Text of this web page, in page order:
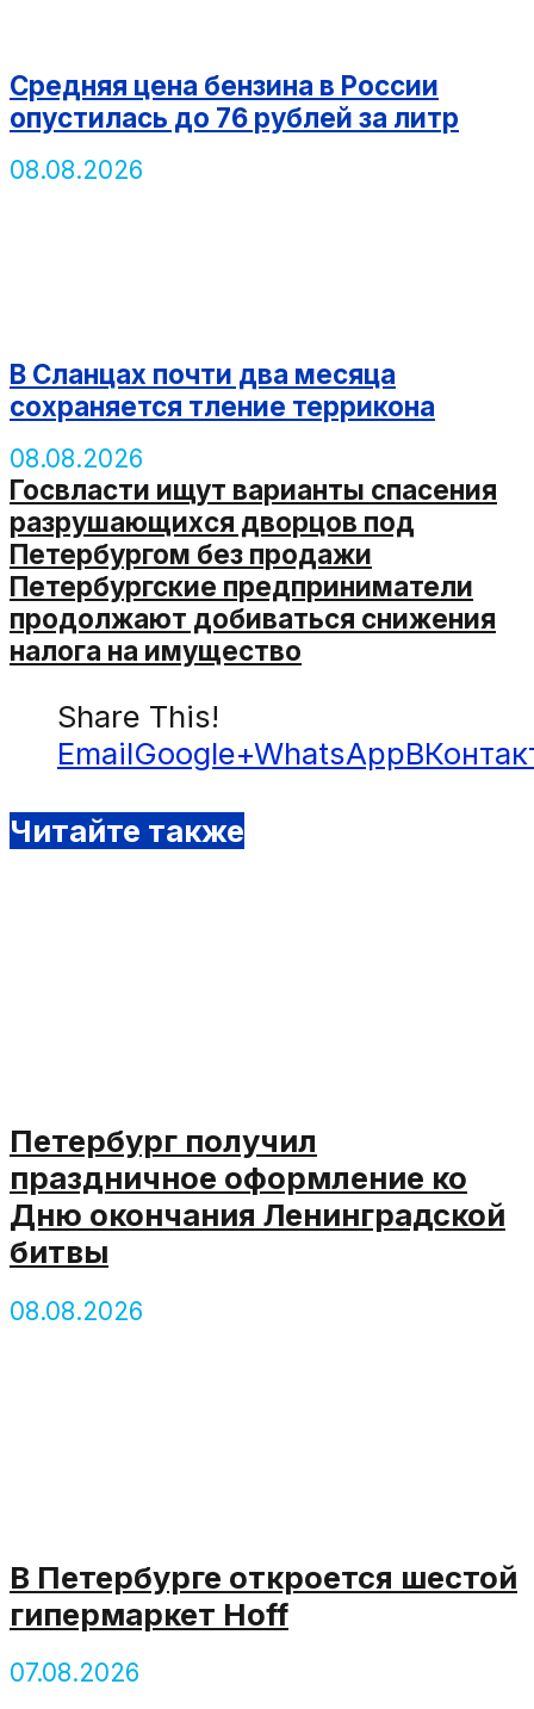
Средняя цена бензина в России
опустилась до 76 рублей за литр
08.08.2026
В Сланцах почти два месяца
сохраняется тление террикона
08.08.2026
Госвласти ищут варианты спасения
разрушающихся дворцов под
Петербургом без продажи
Петербургские предприниматели
продолжают добиваться снижения
налога на имущество
Share This!
EmailGoogle+WhatsApp
Читайте также
Петербург получил
праздничное оформление ко
Дню окончания Ленинградской
битвы
08.08.2026
В Петербурге откроется шестой
гипермаркет Hoff
07.08.2026